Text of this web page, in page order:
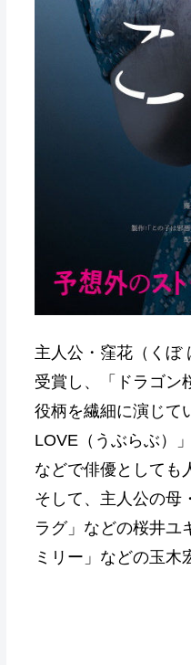
主人公・窪花（くぼ
受賞し、「ドラゴン
役柄を繊細に演じて
LOVE（うぶらぶ）
などで俳優としても
そして、主人公の母
ラグ」などの桜井ユ
ミリー」などの玉木